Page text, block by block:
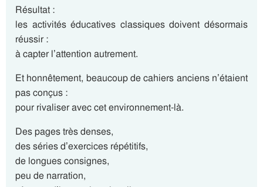
Résultat :
les activités éducatives classiques doivent désormais
réussir :
à capter l’attention autrement.
Et honnêtement, beaucoup de cahiers anciens n’étaient
pas conçus :
pour rivaliser avec cet environnement-là.
Des pages très denses,
des séries d’exercices répétitifs,
de longues consignes,
peu de narration,